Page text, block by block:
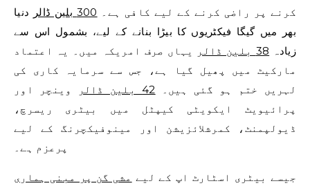
کرنے پر راضی کرنے کے لیے کافی ہے۔ 300 بلین ڈالر
دنیا
بھر میں گیگا فیکٹریوں کا بیڑا بنانے کے لیے، بشمول اس سے
زیادہ 38 بلین ڈالر
یہاں صرف امریکہ میں۔ یہ اعتماد
مارکیٹ میں پھیل گیا ہے، جس سے سرمایہ کاری کی
لہریں ختم ہو گئی ہیں۔ 42 بلین ڈالر
وینچر اور
پرائیویٹ ایکویٹی کیپٹل میں بیٹری ریسرچ،
ڈیولپمنٹ، کمرشلائزیشن اور مینوفیکچرنگ کے لیے
پرعزم ہے۔
جیسے بیٹری اسٹارٹ اپ کے لیے مشی گن پر مبنی ہماری